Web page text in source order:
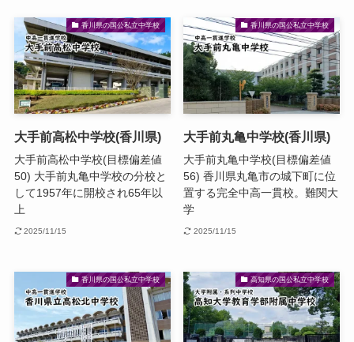
香川県の国公私立中学校
大手前高松中学校(香川県)
大手前高松中学校(目標偏差値
50) 大手前丸亀中学校の分校と
して1957年に開校され65年以
上
2025/11/15
香川県の国公私立中学校
大手前丸亀中学校(香川県)
大手前丸亀中学校(目標偏差値
56) 香川県丸亀市の城下町に位
置する完全中高一貫校。難関大
学
2025/11/15
香川県の国公私立中学校 高知県の国公私立中学校